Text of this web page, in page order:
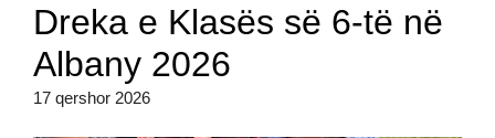
Dreka e Klasës së 6-të në
Albany 2026
17 qershor 2026